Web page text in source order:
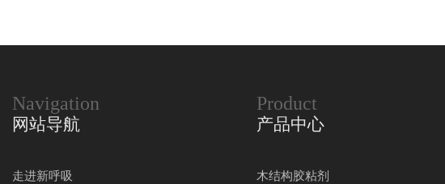
Navigation
网站导航
走进新呼吸
Product
产品中心
木结构胶粘剂